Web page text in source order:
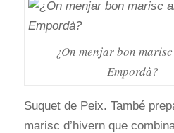
¿On menjar bon
Empordà?
Suquet de Peix. També
marisc d’hivern que